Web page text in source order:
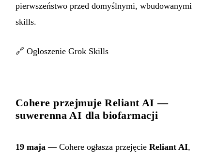
pierwszeństwo przed domyślnymi, wbudowanymi
skills.
🔗 Ogłoszenie Grok Skills
Cohere przejmuje Reliant AI —
suwerenna AI dla biofarmacji
19 maja — Cohere ogłasza przejęcie Reliant AI,